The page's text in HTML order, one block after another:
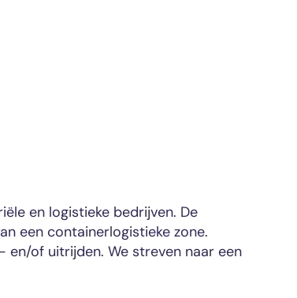
en logistieke bedrijven. De
een containerlogistieke zone.
en/of uitrijden. We streven naar een